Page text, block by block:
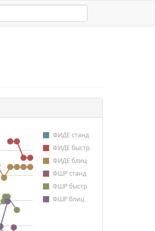
ФИДЕ станд
ФИДЕ быстр
ФИДЕ блиц
ФШР станд
ФШР быстр
ФШР блиц